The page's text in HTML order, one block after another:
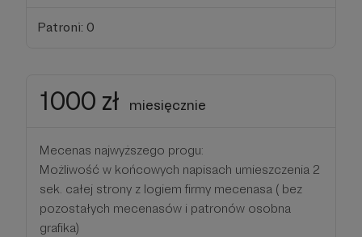
Patroni: 0
1000 zł miesięcznie
Mecenas najwyższego progu:
Możliwość w końcowych napisach umieszczenia 2
sek. całej strony z logiem firmy mecenasa ( bez
pozostałych mecenasów i patronów osobna
grafika)